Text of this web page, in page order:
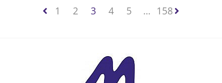
1 2 3 4 5 … 158